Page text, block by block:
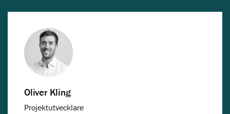
Oliver Kling
Projektutvecklare